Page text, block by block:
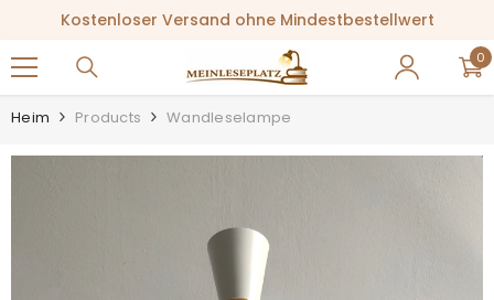
Kostenloser Versand ohne Mindestbestellwert
0
0
Heim Products Wandleselampe